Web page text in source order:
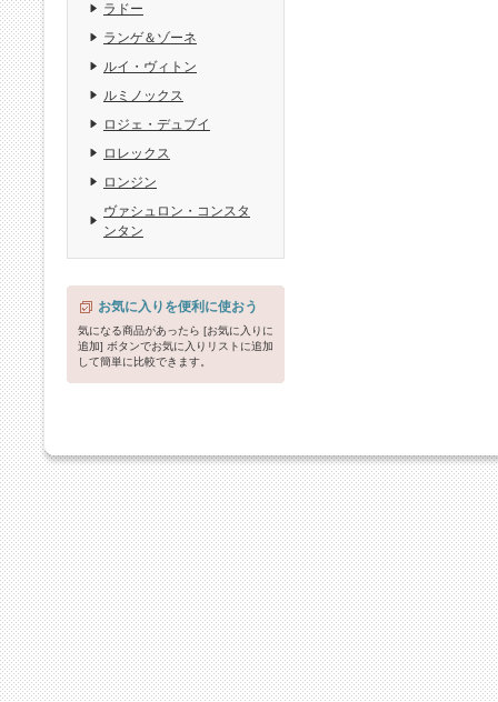
ラドー
ランゲ＆ゾーネ
ルイ・ヴィトン
ルミノックス
ロジェ・デュブイ
ロレックス
ロンジン
ヴァシュロン・コンスタ
ンタン
お気に入りを便利に使おう
気になる商品があったら [お気に入りに
追加] ボタンでお気に入りリストに追加
して簡単に比較できます。